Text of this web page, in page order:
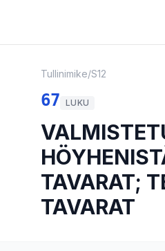
Tullinimike/S12
67 LUKU
TAVARAT;
TAVARAT